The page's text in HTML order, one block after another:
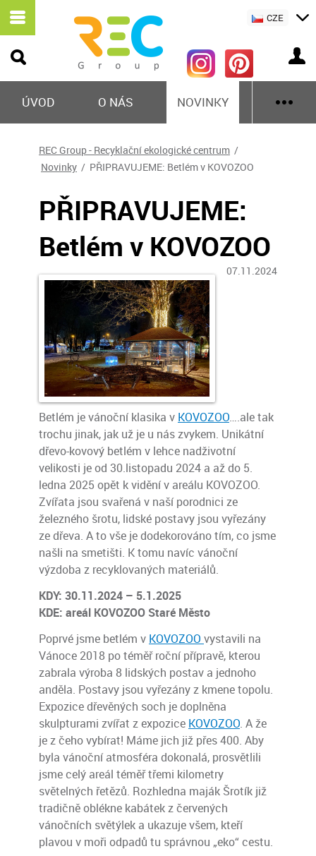
ÚVOD O NÁS NOVINKY
CZE
REC Group - Recyklační ekologické centrum /
Novinky / PŘIPRAVUJEME: Betlém v KOVOZOO
PŘIPRAVUJEME:
Betlém v KOVOZOO
07.11.2024
Betlém je vánoční klasika v KOVOZOO….ale tak
trochu jinak, jak už je u nás zvykem. Unikátní
dřevo-kovový betlém v lehce nadživotní
velikosti je od 30.listopadu 2024 a až do 5.
ledna 2025 opět k vidění v areálu KOVOZOO.
Zvířata jsou svařená v naší porodnici ze
železného šrotu, lidské postavy jsou vyřezány
ze dřeva. A to vše je dodekorováno tím, co jsme
našli na smetišti. K tomu navíc vánoční
výzdoba z recyklovaných materiálů.
KDY: 30.11.2024 – 5.1.2025
KDE: areál KOVOZOO Staré Město
Poprvé jsme betlém v KOVOZOO vystavili na
Vánoce 2018 po téměř roční přípravě, kterou
zabrala výroba 8 lidských postav a jednoho
anděla. Postavy jsou vyřezány z kmene topolu.
Expozice dřevěných soch je doplněna
skulpturami zvířat z expozice KOVOZOO. A že
je z čeho vybírat! Máme jich již přes 400. Aby
byla vánoční atmosféra dokonalá, prosvětlili
jsme celý areál téměř třemi kilometry
světelných řetězů. Rozhledna maják Šrotík již
tradičně oblékne kabátek z červených
vánočních světýlek a ukazuje všem, kteří
plavou v moři odpadů tu správnou „eko“ cestu.